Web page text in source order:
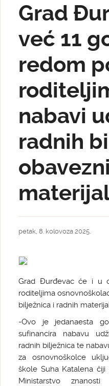
Grad
već 11
redom
nabavi
radnih
petak, 8. kolovoza 2025.
Grad Đurđevac će i u
roditeljima
bilježnica i radnih
-Ovo je jedanaesta
sufinancira nabavu
radnih bilježnica te
za osnovnoškolce
škole Suha Katalena
Ministarstvo